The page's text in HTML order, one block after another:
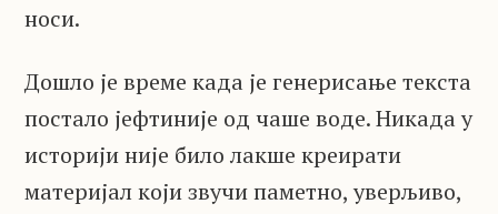
носи.
Дошло је време када је генерисање текста
постало јефтиније од чаше воде. Никада у
историји није било лакше креирати
материјал који звучи паметно, уверљиво,